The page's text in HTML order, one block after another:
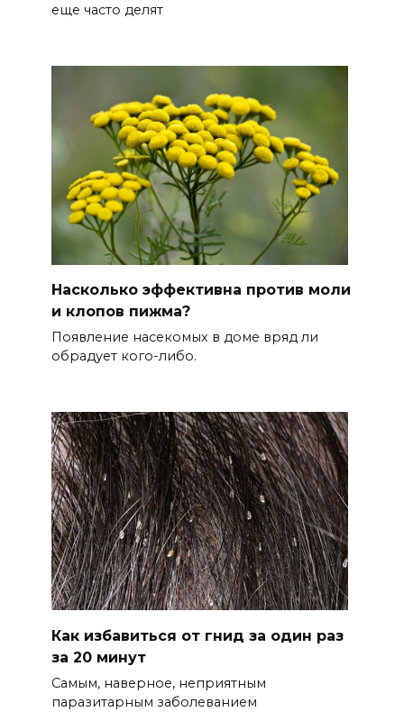
еще часто делят
Насколько эффективна против моли
и клопов пижма?
Появление насекомых в доме вряд ли
обрадует кого-либо.
Как избавиться от гнид за один раз
за 20 минут
Самым, наверное, неприятным
паразитарным заболеванием